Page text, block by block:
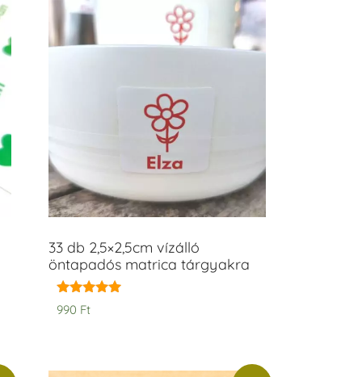
33 db 2,5×2,5cm vízálló
öntapadós matrica tárgyakra
Értékelés:
5.00
990 Ft